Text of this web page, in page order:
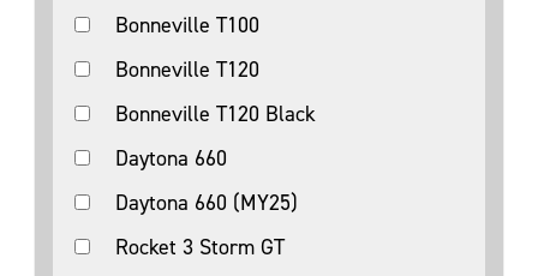
Bonneville T100
Bonneville T120
Bonneville T120 Black
Daytona 660
Daytona 660 (MY25)
Rocket 3 Storm GT